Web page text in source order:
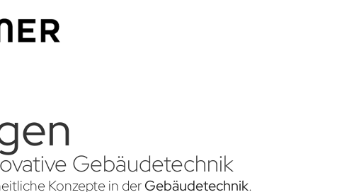
Gebäudetechnik
Konzepte in derGebäudetechnik.